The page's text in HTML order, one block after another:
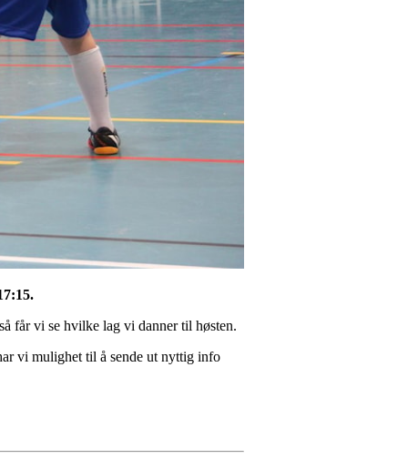
får vi se hvilke lag vi danner til høsten.
vi mulighet til å sende ut nyttig info